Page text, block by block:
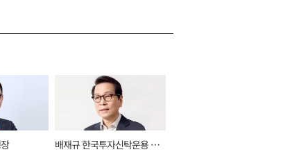
배재규 한국투자신탁운용 대